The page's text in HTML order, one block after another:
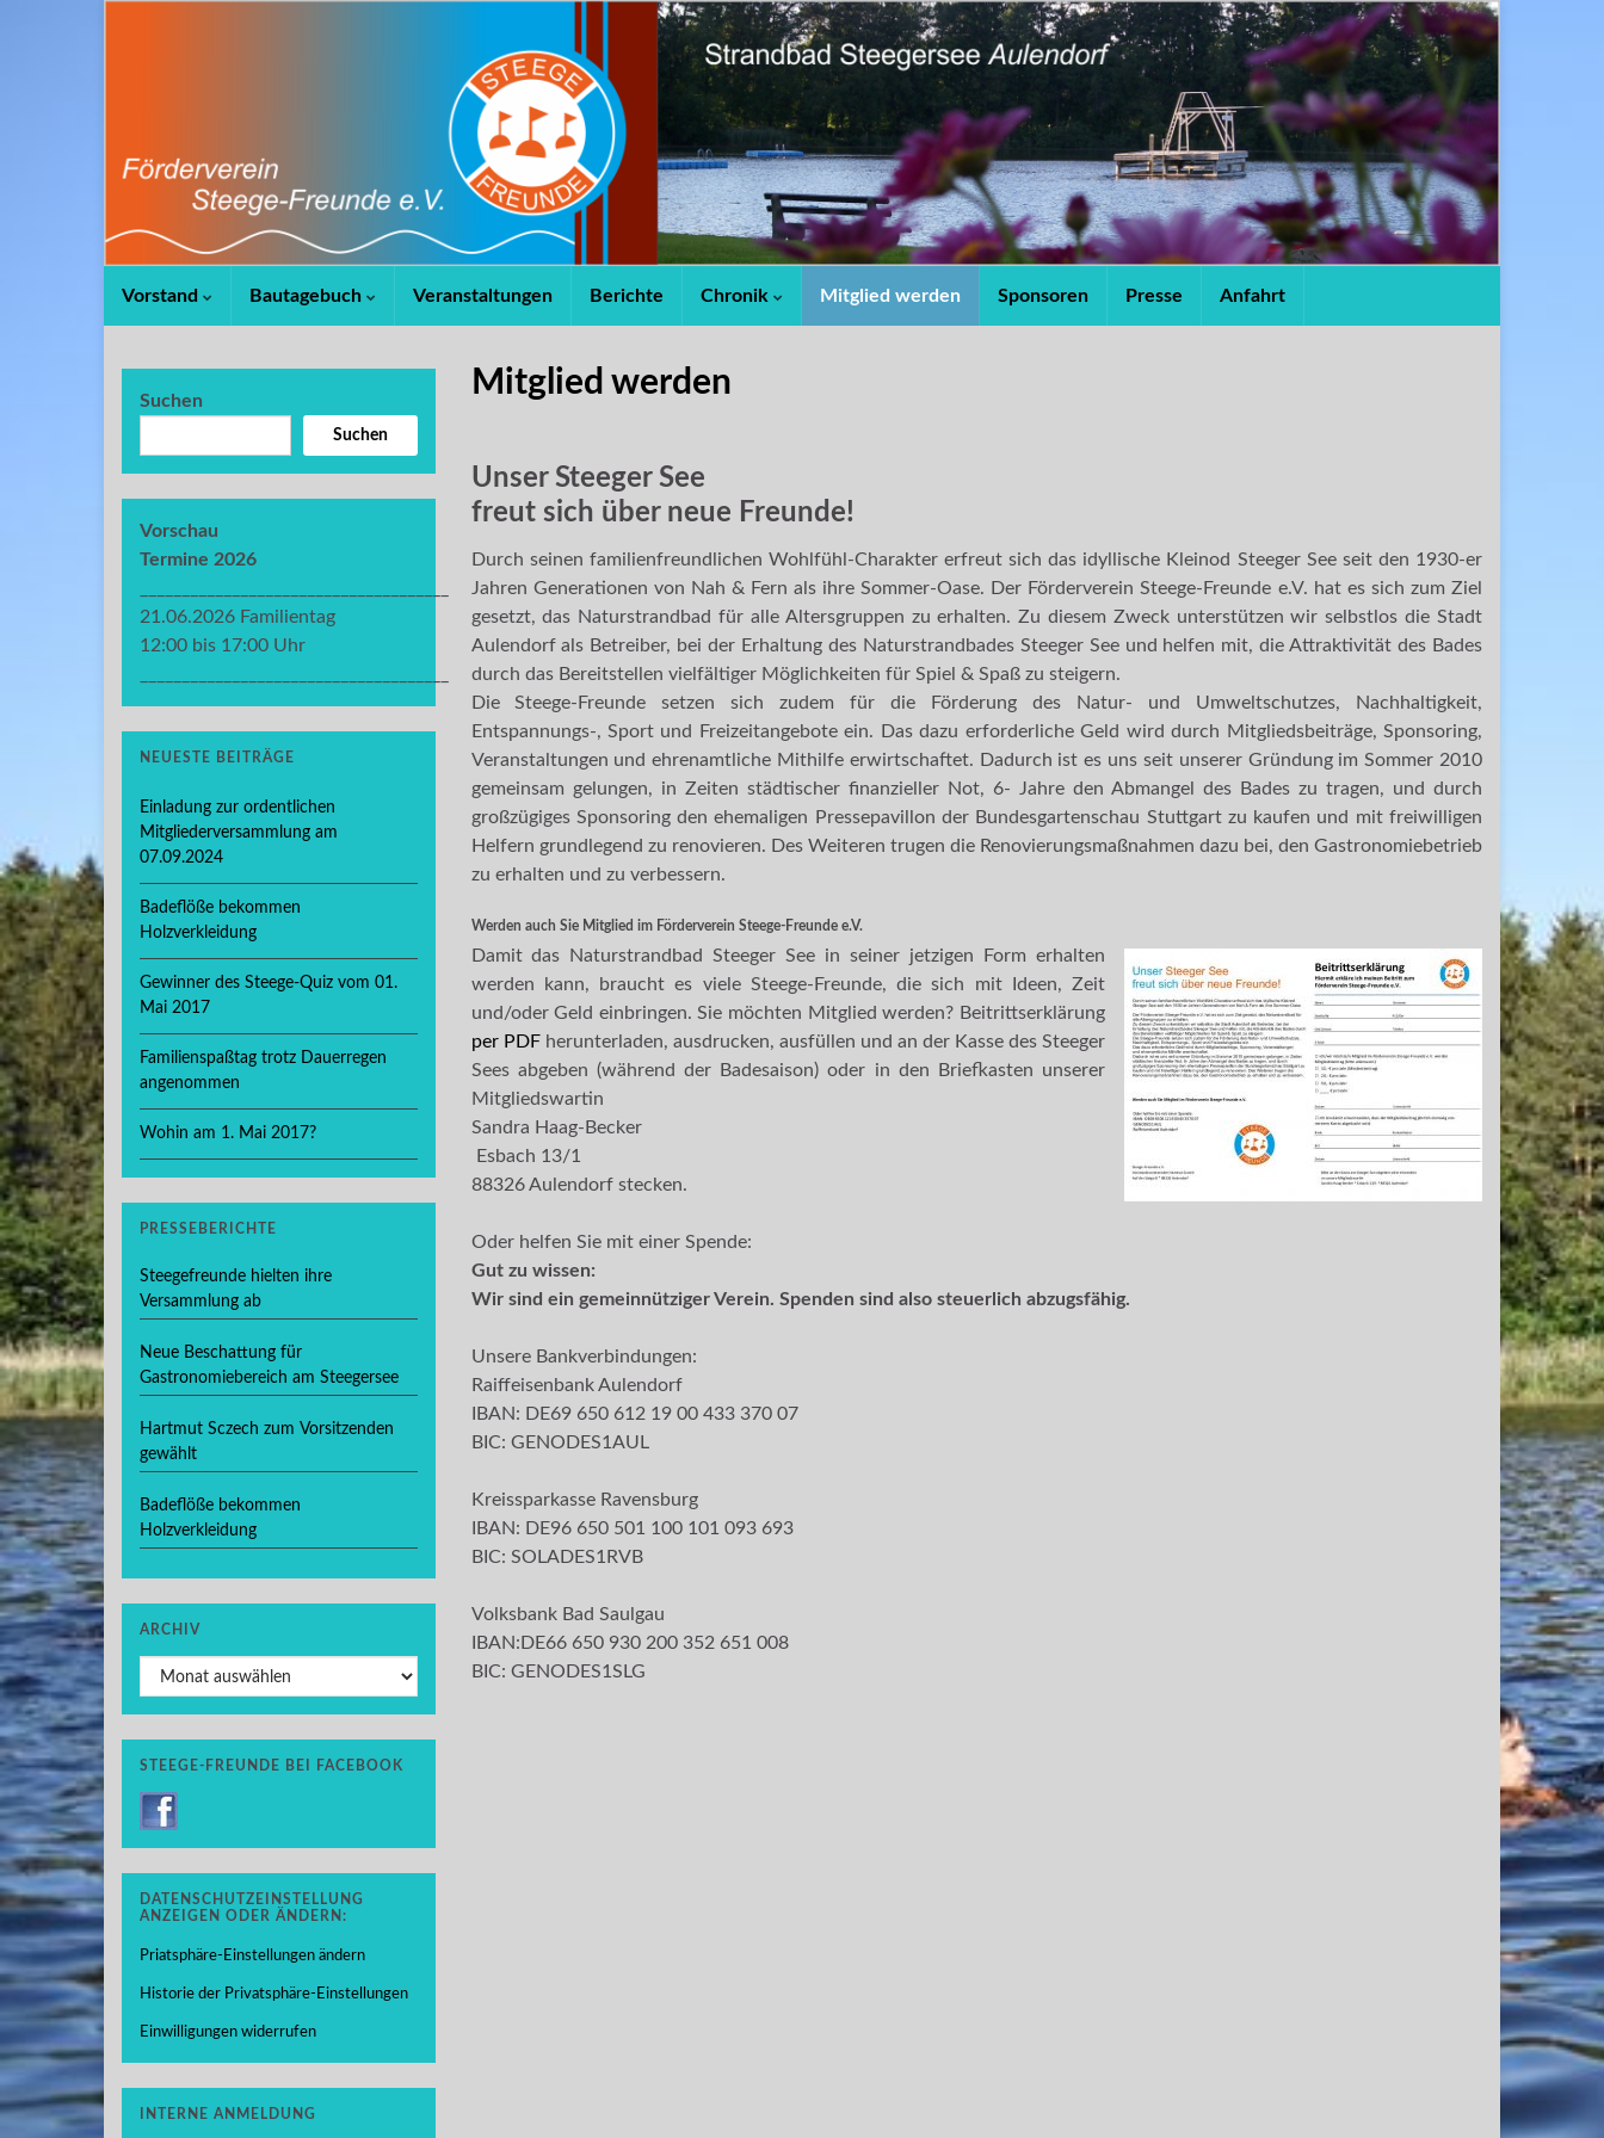
Vorstand Bautagebuch Veranstaltungen Berichte Chronik Mitglied werden Sponsoren Presse Anfahrt
Mitglied werden
Unser Steeger See
freut sich über neue Freunde!
Durch seinen familienfreundlichen Wohlfühl-Charakter erfreut sich das idyllische Kleinod Steeger See seit den 1930-er
Jahren Generationen von Nah & Fern als ihre Sommer-Oase. Der Förderverein Steege-Freunde e.V. hat es sich zum Ziel
gesetzt, das Naturstrandbad für alle Altersgruppen zu erhalten. Zu diesem Zweck unterstützen wir selbstlos die Stadt
Aulendorf als Betreiber, bei der Erhaltung des Naturstrandbades Steeger See und helfen mit, die Attraktivität des Bades
durch das Bereitstellen vielfältiger Möglichkeiten für Spiel & Spaß zu steigern.
Die Steege-Freunde setzen sich zudem für die Förderung des Natur- und Umweltschutzes, Nachhaltigkeit,
Entspannungs-, Sport und Freizeitangebote ein. Das dazu erforderliche Geld wird durch Mitgliedsbeiträge, Sponsoring,
Veranstaltungen und ehrenamtliche Mithilfe erwirtschaftet. Dadurch ist es uns seit unserer Gründung im Sommer 2010
gemeinsam gelungen, in Zeiten städtischer finanzieller Not, 6- Jahre den Abmangel des Bades zu tragen, und durch
großzügiges Sponsoring den ehemaligen Pressepavillon der Bundesgartenschau Stuttgart zu kaufen und mit freiwilligen
Helfern grundlegend zu renovieren. Des Weiteren trugen die Renovierungsmaßnahmen dazu bei, den Gastronomiebetrieb
zu erhalten und zu verbessern.
Werden auch Sie Mitglied im Förderverein Steege-Freunde e.V.
Damit das Naturstrandbad Steeger See in seiner jetzigen Form erhalten
werden kann, braucht es viele Steege-Freunde, die sich mit Ideen, Zeit
und/oder Geld einbringen. Sie möchten Mitglied werden? Beitrittserklärung
per PDFherunterladen, ausdrucken, ausfüllen und an der Kasse des Steeger
Sees abgeben (während der Badesaison) oder in den Briefkasten unserer
Mitgliedswartin
Sandra Haag-Becker
Esbach 13/1
88326 Aulendorf stecken.
Oder helfen Sie mit einer Spende:
Gut zu wissen:
Wir sind ein gemeinnütziger Verein. Spenden sind also steuerlich abzugsfähig.
Unsere Bankverbindungen:
Raiffeisenbank Aulendorf
IBAN: DE69 650 612 19 00 433 370 07
BIC: GENODES1AUL
Kreissparkasse Ravensburg
IBAN: DE96 650 501 100 101 093 693
BIC: SOLADES1RVB
Volksbank Bad Saulgau
IBAN:DE66 650 930 200 352 651 008
BIC: GENODES1SLG
Suchen
Suchen
Vorschau
Termine 2026
21.06.2026 Familientag
12:00 bis 17:00 Uhr
NEUESTE BEITRÄGE
Einladung zur ordentlichen
Mitgliederversammlung am
07.09.2024
Badeflöße bekommen
Holzverkleidung
Gewinner des Steege-Quiz vom 01.
Mai 2017
Familienspaßtag trotz Dauerregen
angenommen
Wohin am 1. Mai 2017?
PRESSEBERICHTE
Steegefreunde hielten ihre
Versammlung ab
Neue Beschattung für
Gastronomiebereich am Steegersee
Hartmut Sczech zum Vorsitzenden
gewählt
Badeflöße bekommen
Holzverkleidung
ARCHIV
Archiv
STEEGE-FREUNDE BEI FACEBOOK
DATENSCHUTZEINSTELLUNG
ANZEIGEN ODER ÄNDERN:
Priatsphäre-Einstellungen ändern
Historie der Privatsphäre-Einstellungen
Einwilligungen widerrufen
INTERNE ANMELDUNG